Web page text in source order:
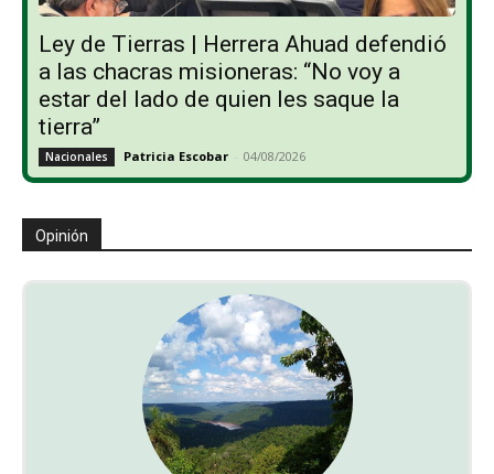
Ley de Tierras | Herrera Ahuad defendió
a las chacras misioneras: “No voy a
estar del lado de quien les saque la
tierra”
Nacionales Patricia Escobar - 04/08/2026
Opinión